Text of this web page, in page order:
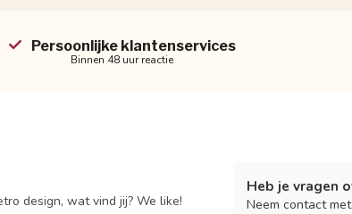
Persoonlijke klantenservices
Binnen 48 uur reactie
design, wat vind jij? We like!
Heb je vragen
Neem contact